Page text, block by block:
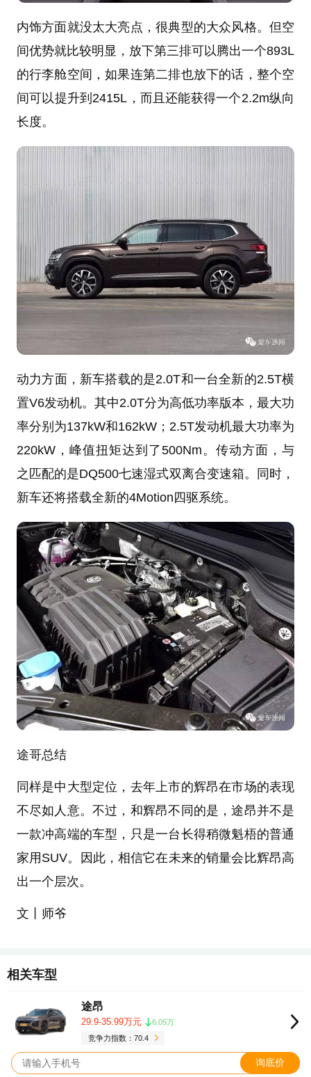
内饰方面就没太大亮点，很典型的大众风格。但空
间优势就比较明显，放下第三排可以腾出一个893L
的行李舱空间，如果连第二排也放下的话，整个空
间可以提升到2415L，而且还能获得一个2.2m纵向
长度。
动力方面，新车搭载的是2.0T和一台全新的2.5T横
置V6发动机。其中2.0T分为高低功率版本，最大功
率分别为137kW和162kW；2.5T发动机最大功率为
220kW，峰值扭矩达到了500Nm。传动方面，与
之匹配的是DQ500七速湿式双离合变速箱。同时，
新车还将搭载全新的4Motion四驱系统。
途哥总结
同样是中大型定位，去年上市的辉昂在市场的表现
不尽如人意。不过，和辉昂不同的是，途昂并不是
一款冲高端的车型，只是一台长得稍微魁梧的普通
家用SUV。因此，相信它在未来的销量会比辉昂高
出一个层次。
文丨师爷
相关车型
途昂
29.9-35.99万元
6.05万
竞争力指数：70.4
询底价